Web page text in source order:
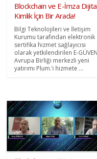
Blockchain ve E-İmza
Kimlik İçin Bir Arada!
Bilgi Teknolojileri ve İletişim
Kurumu tarafından elektronik
sertifika hizmet sağlayıcısı
olarak yetkilendirilen E-
Avrupa Birliği merkezli yeni
yatırımı Plum.’ı hizmete ...